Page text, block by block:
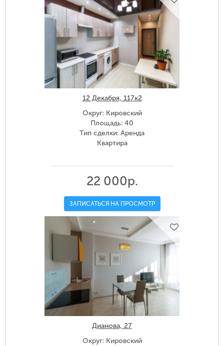
12 Декабря, 117к2
Округ: Кировский
Площадь: 40
Тип сделки: Аренда
Квартира
22 000р.
ЗАПИСАТЬСЯ НА ПРОСМОТР
Дианова, 27
Округ: Кировский